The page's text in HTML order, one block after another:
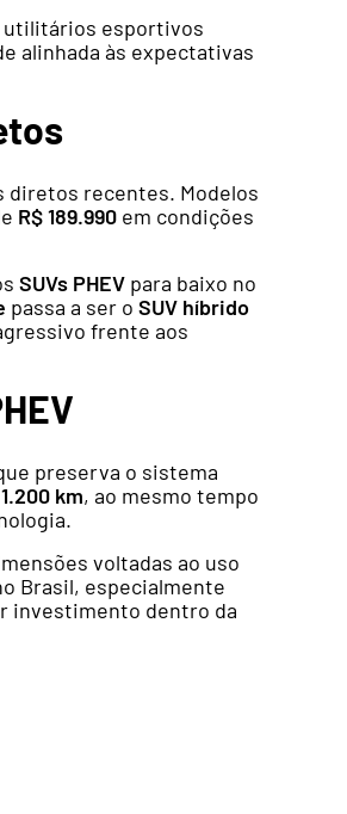
utilitários esportivos
alinhada às expectativas
diretos recentes. Modelos
R$ 189.990 em condições
SUVs PHEV para baixo no
passa a ser o SUV híbrido
frente aos
preserva o sistema
1.200 km, ao mesmo tempo
voltadas ao uso
Brasil, especialmente
investimento dentro da